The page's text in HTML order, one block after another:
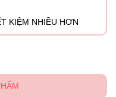
KIỆM NHIỀU HƠN